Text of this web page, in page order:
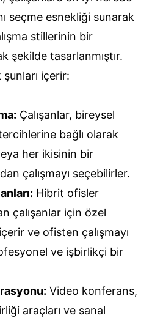
seçme esnekliği sunarak
stillerinin bir
şekilde tasarlanmıştır.
içerir:
Çalışanlar, bireysel
bağlı olarak
her ikisinin bir
çalışmayı seçebilirler.
Hibrit ofisler
çalışanlar için özel
ve ofisten çalışmayı
ve işbirlikçi bir
Video konferans,
araçları ve sanal